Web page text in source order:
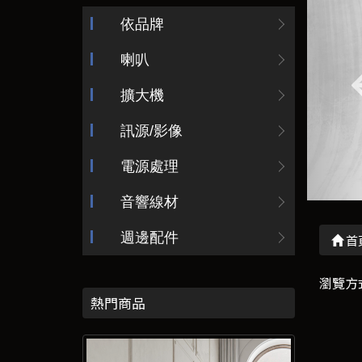
依品牌
喇叭
擴大機
訊源/影像
電源處理
音響線材
週邊配件
熱門商品
首
瀏覽方